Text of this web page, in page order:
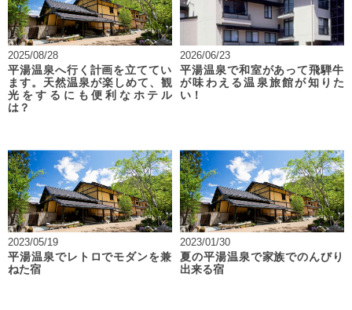
2025/08/28
平湯温泉へ行く計画を立ててい
ます。天然温泉が楽しめて、観
光をするにも便利なホテル
は？
2026/06/23
平湯温泉で和室があって飛騨牛
が味わえる温泉旅館が知りた
い！
2023/05/19
平湯温泉でレトロでモダンを兼
ねた宿
2023/01/30
夏の平湯温泉で家族でのんびり
出来る宿